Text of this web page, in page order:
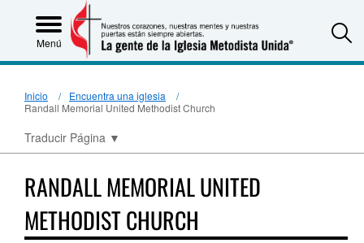
Menú
Inicio
Encuentra una iglesia
Randall Memorial United Methodist Church
Traducir Página ▼
RANDALL MEMORIAL UNITED
METHODIST CHURCH